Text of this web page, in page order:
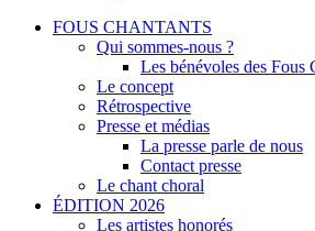
FOUS CHANTANTS
Qui sommes-nous ?
Les bénévoles des Fous
Le concept
Rétrospective
Presse et médias
La presse parle de nous
Contact presse
Le chant choral
ÉDITION 2026
Les artistes honorés